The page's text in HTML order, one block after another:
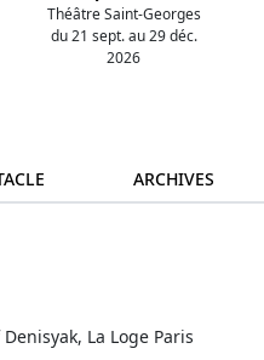
Théâtre Saint-Georges
du 21 sept. au 29 déc.
2026
ARCHIVES
La Loge Paris